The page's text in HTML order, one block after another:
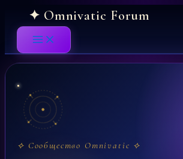
content
⟡ Сообщество Omnivatic ⟡